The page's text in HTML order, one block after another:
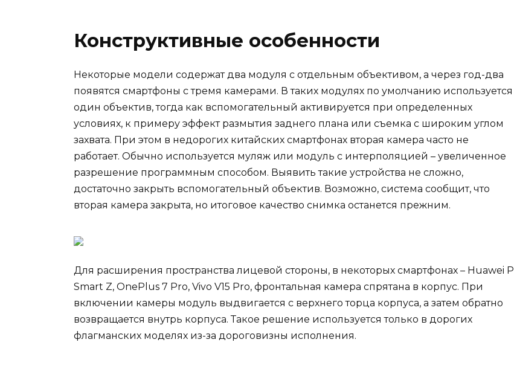
Конструктивные особенности
Некоторые модели содержат два модуля с отдельным объективом, а через год-два
появятся смартфоны с тремя камерами. В таких модулях по умолчанию используется
один объектив, тогда как вспомогательный активируется при определенных
условиях, к примеру эффект размытия заднего плана или съемка с широким углом
захвата. При этом в недорогих китайских смартфонах вторая камера часто не
работает. Обычно используется муляж или модуль с интерполяцией – увеличенное
разрешение программным способом. Выявить такие устройства не сложно,
достаточно закрыть вспомогательный объектив. Возможно, система сообщит, что
вторая камера закрыта, но итоговое качество снимка останется прежним.
Для расширения пространства лицевой стороны, в некоторых смартфонах – Huawei P
Smart Z, OnePlus 7 Pro, Vivo V15 Pro, фронтальная камера спрятана в корпус. При
включении камеры модуль выдвигается с верхнего торца корпуса, а затем обратно
возвращается внутрь корпуса. Такое решение используется только в дорогих
флагманских моделях из-за дороговизны исполнения.